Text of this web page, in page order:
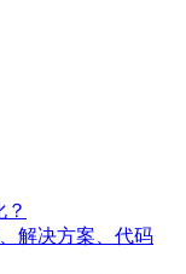
解决方案、代码